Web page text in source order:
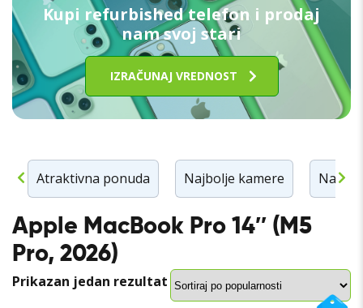
Kupi refurbished telefon i prodaj
nam svoj stari
IZRAČUNAJ VREDNOST
Atraktivna ponuda Najbolje kamere
Apple MacBook Pro 14″ (M5
Pro, 2026)
Prikazan jedan rezultat